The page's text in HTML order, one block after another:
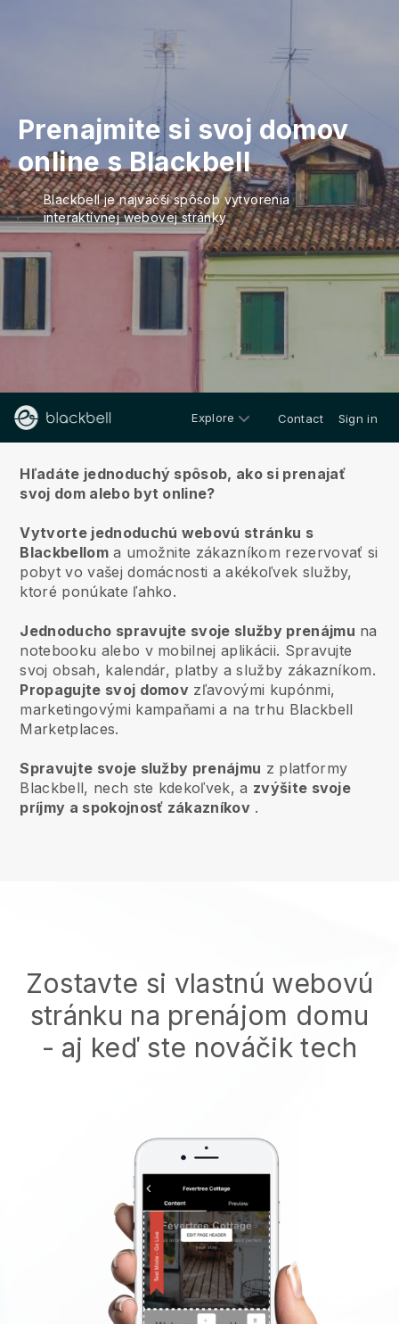
Prenajmite si svoj domov
online s Blackbell
Blackbell je najväčší spôsob vytvorenia
interaktívnej webovej stránky
Explore Contact Sign in
Hľadáte jednoduchý spôsob, ako si prenajať
svoj dom alebo byt online?
Vytvorte jednoduchú webovú stránku s
Blackbelloma umožnite zákazníkom rezervovať si
pobyt vo vašej domácnosti a akékoľvek služby,
ktoré ponúkate ľahko.
Jednoducho spravujte svoje služby prenájmu na
notebooku alebo v mobilnej aplikácii. Spravujte
svoj obsah, kalendár, platby a služby zákazníkom.
Propagujte svoj domov zľavovými kupónmi,
marketingovými kampaňami a na trhu Blackbell
Marketplaces.
Spravujte svoje služby prenájmu z platformy
Blackbell, nech ste kdekoľvek, a zvýšite svoje
príjmy a spokojnosť zákazníkov .
Zostavte si vlastnú webovú
stránku na prenájom domu
- aj keď ste nováčik tech